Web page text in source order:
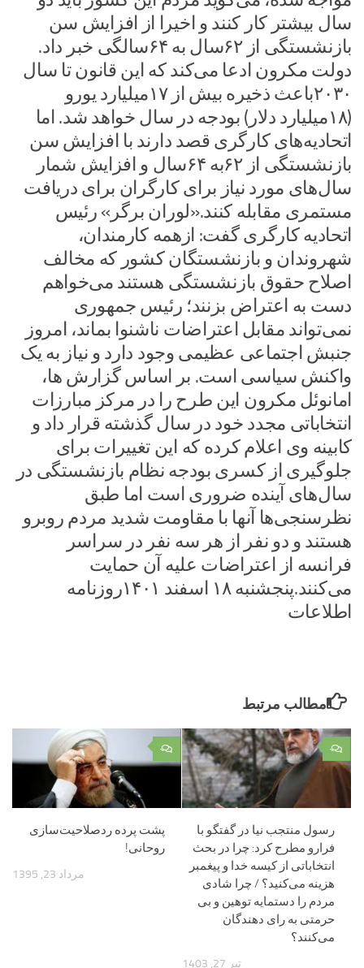
سال بیشتر کار کنند و اخیرا از افزایش سن
بازنشستگی از ۶۲سال به ۶۴سالگی خبر داد.
دولت مکرون ادعا می‌کند که این قانون تا سال
۲۰۳۰باعث ذخیره بیش از ۱۷میلیارد یورو
(۱۸میلیارد دلار) بودجه در سال خواهد شد. اما
اتحادیه‌های کارگری قصد دارند با افزایش سن
بازنشستگی از ۶۲به ۶۴سال و افزایش شمار
سال‌های مورد نیاز برای کارگران برای دریافت
مستمری مقابله کنند.«لوران برگر» رئیس
اتحادیه کارگری گفت: ازهمه کارمندان،
شهروندان و بازنشستگان کشور که مخالف
اصلاح حقوق بازنشستگی هستند می‌خواهم
دست به اعتراض بزنند؛ رئیس جمهوری
نمی‌تواند مقابل اعتراضات ناشنوا بماند، امروز
جنبش اجتماعی عظیمی وجود دارد و نیاز به یک
واکنش سیاسی است. بر اساس گزارش ها،
امانوئل مکرون این طرح را در مرکز مبارزات
انتخاباتی مجدد خود در سال گذشته قرار داد و
کابینه وی اعلام کرده که این تغییرات برای
جلوگیری از کسری بودجه نظام بازنشستگی در
سال‌های آینده ضروری است اما طبق
نظرسنجی‌ها آنها با مقاومت شدید مردم روبرو
هستند و دو نفر از هر سه نفر در سراسر
فرانسه از اعتراضات علیه آن حمایت
می‌کنند.پنجشنبه ۱۸ اسفند ۱۴۰۱روزنامه
اطلاعات
مطالب مرتبط
۰
پشت پرده ردصلاحیت‌سازی‌
روحانی!
مرداد 23, 1395
۰
رسول منتجب نیا در گفتگو با
فرارو مطرح کرد: چرا در بحث
انتخاباتی از کیسه خدا و پیغمبر
هزینه می‌کنید؟ / چرا شادی
مردم را دستمایه توهین و بی
حرمتی به رای دهندگان
می‌کنند؟
تیر 27, 1403